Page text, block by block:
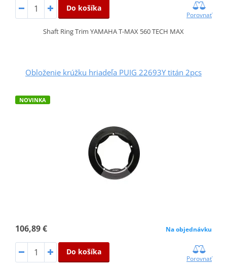
Do košíka
Porovnať
Shaft Ring Trim YAMAHA T-MAX 560 TECH MAX
Obloženie krúžku hriadeľa PUIG 22693Y titán 2pcs
NOVINKA
106,89 € Na objednávku
Do košíka
Porovnať